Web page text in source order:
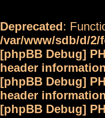
Deprecated:
/var/www/sdb/d/
[phpBB Debug]
header
[phpBB Debug]
header
[phpBB Debug]